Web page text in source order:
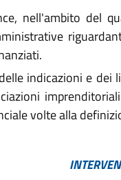
nell'ambito del
indicazioni e
volte alla